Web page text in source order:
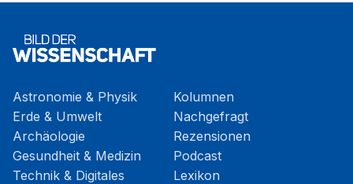
Astronomie & Physik
Erde & Umwelt
Archäologie
Gesundheit & Medizin
Technik & Digitales
Kolumnen
Nachgefragt
Rezensionen
Podcast
Lexikon